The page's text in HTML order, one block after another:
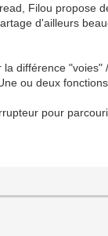
Filou propose
d'ailleurs
différence
ou deux
pour